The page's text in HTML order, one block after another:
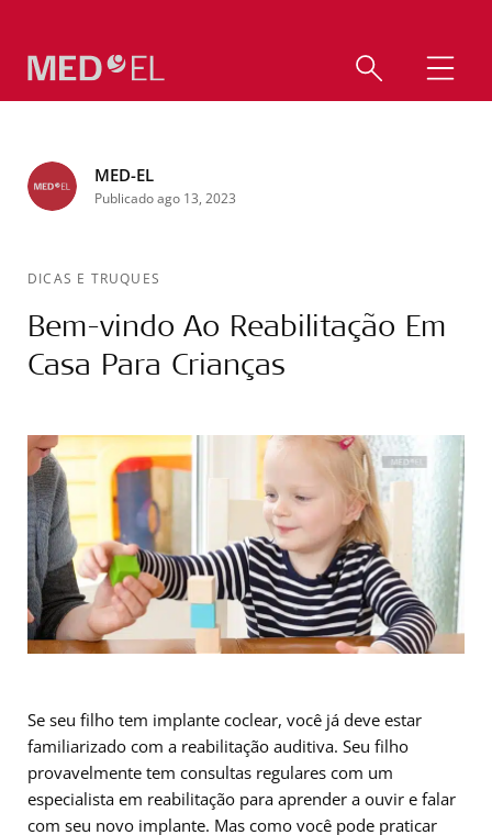
MED-EL
Publicado ago 13, 2023
DICAS E TRUQUES
Bem-vindo Ao Reabilitação Em
Casa Para Crianças
Se seu filho tem implante coclear, você já deve estar
familiarizado com a reabilitação auditiva. Seu filho
provavelmente tem consultas regulares com um
especialista em reabilitação para aprender a ouvir e falar
com seu novo implante. Mas como você pode praticar